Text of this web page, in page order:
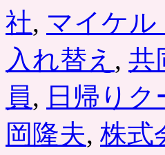
社, マイケル
入れ替え , 共
員, 日帰りク
岡隆夫, 株式